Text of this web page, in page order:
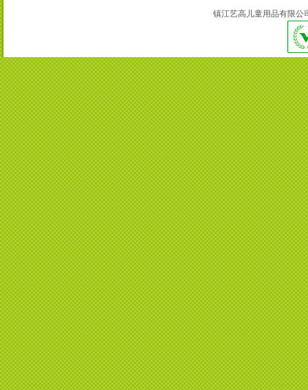
镇江艺高儿童用品有限公